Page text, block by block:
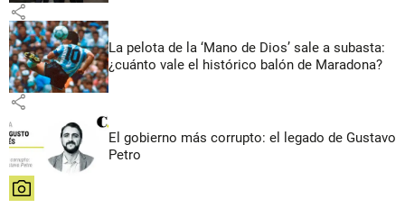
share
La pelota de la ‘Mano de Dios’ sale a subasta:
¿cuánto vale el histórico balón de Maradona?
share
El gobierno más corrupto: el legado de Gustavo
Petro
share